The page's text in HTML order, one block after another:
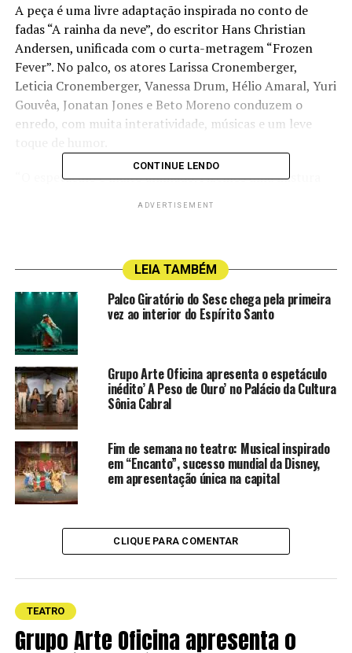
A peça é uma livre adaptação inspirada no conto de
fadas “A rainha da neve”, do escritor Hans Christian
Andersen, unificada com o curta-metragem “Frozen
Fever”. No palco, os atores Larissa Cronemberger,
Leticia Cronemberger, Vanessa Drum, Hélio Amaral, Yuri
Gouvêa, Jonatan Jones e Beto Moreno conduzem o
enredo, com muita interatividade, músicas e um leve
“O espetáculo é muito animado. Fizemos uma mistura
Pela primeira vez no Espírito Santo, “Frozen Fever” está
Shopping da Gávea e já passou por várias cidades
cariocas.
Sinopse
Elsa prepara uma festa surpresa para sua irmã Anna
CONTINUE LENDO
ADVERTISEMENT
LEIA TAMBÉM
Palco Giratório do Sesc chega pela primeira
vez ao interior do Espírito Santo
Grupo Arte Oficina apresenta o espetáculo
inédito’ A Peso de Ouro’ no Palácio da Cultura
Sônia Cabral
Fim de semana no teatro: Musical inspirado
em “Encanto”, sucesso mundial da Disney,
em apresentação única na capital
CLIQUE PARA COMENTAR
TEATRO
Grupo Arte Oficina apresenta o